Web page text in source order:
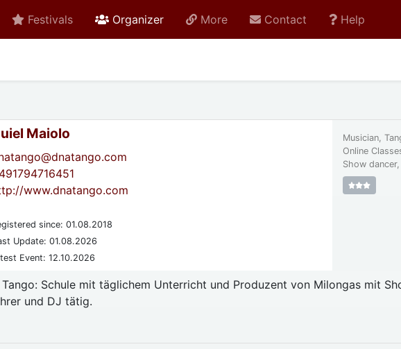
Festivals Organizeractive More Contact Help
Maiolo
www.dnatango.com
since: 01.08.2018
Update: 01.08.2026
Event: 12.10.2026
Musician,
Online
Show
Schule mit täglichem Unterricht und Produzent von Milongas mit
und DJ tätig.